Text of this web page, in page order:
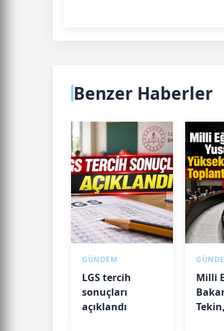
Benzer Haberler
GÜNDEM
LGS tercih
sonuçları
açıklandı
Milli